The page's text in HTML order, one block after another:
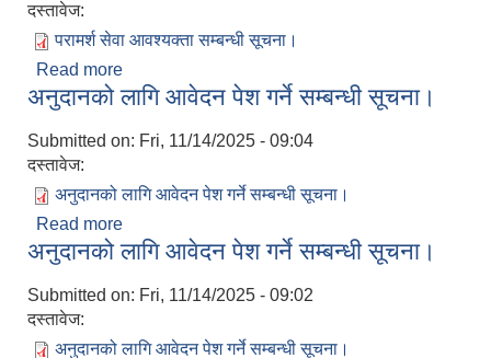
दस्तावेज:
परामर्श सेवा आवश्यक्ता सम्बन्धी सूचना।
Read more
अनुदानको लागि आवेदन पेश गर्ने सम्बन्धी सूचना।
Submitted on: Fri, 11/14/2025 - 09:04
दस्तावेज:
अनुदानको लागि आवेदन पेश गर्ने सम्बन्धी सूचना।
Read more
अनुदानको लागि आवेदन पेश गर्ने सम्बन्धी सूचना।
Submitted on: Fri, 11/14/2025 - 09:02
दस्तावेज:
अनुदानको लागि आवेदन पेश गर्ने सम्बन्धी सूचना।